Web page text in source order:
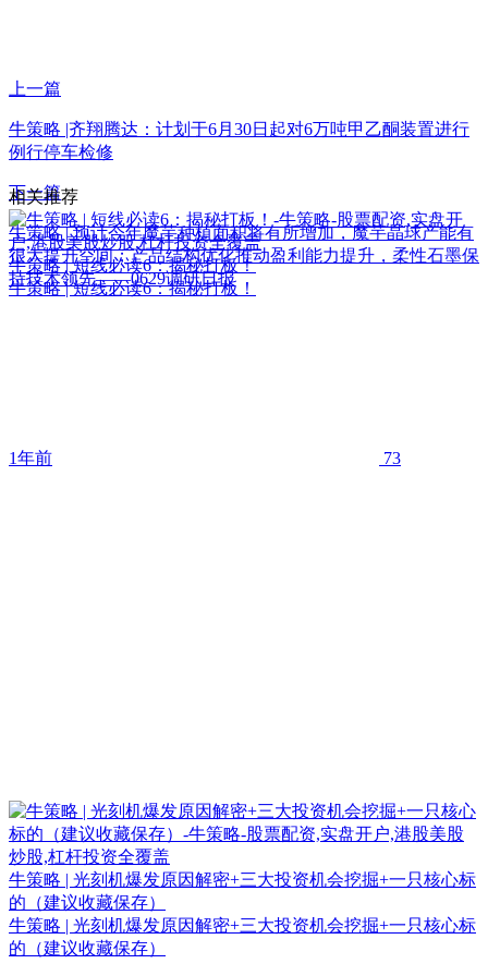
上一篇
牛策略 |齐翔腾达：计划于6月30日起对6万吨甲乙酮装置进行
例行停车检修
下一篇
牛策略 | 预计今年魔芋种植面积将有所增加，魔芋晶球产能有
很大提升空间；产品结构优化推动盈利能力提升，柔性石墨保
持技术领先——0629调研日报
相关推荐
牛策略 | 短线必读6：揭秘打板！
牛策略 | 短线必读6：揭秘打板！
1年前 73
牛策略 | 光刻机爆发原因解密+三大投资机会挖掘+一只核心标
的（建议收藏保存）
牛策略 | 光刻机爆发原因解密+三大投资机会挖掘+一只核心标
的（建议收藏保存）